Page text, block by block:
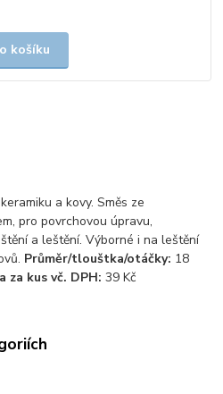
košíku
a kovy. Směs ze
pro povrchovou úpravu,
a leštění. Výborné i na leštění
Průměr/tlouštka/otáčky: 18
za kus vč. DPH: 39 Kč